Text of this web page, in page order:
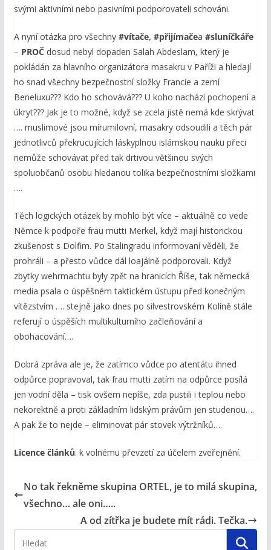
svými aktivními nebo pasivními podporovateli schováni.
A nyní otázka pro všechny #vítače, #přijímačea #sluníčkáře
– PROČdosud nebyl dopaden Salah Abdeslam, který je
pokládán za hlavního organizátora masakru v Paříži a hledají
ho snad všechny bezpečnostní složky Francie a zemí
Beneluxu??? Kdo ho schovává??? U koho nachází pochopení a
úkryt??? Jak je to možné, když se zcela jistě nemá kde skrývat
…. muslimové jsou mírumilovní, masakry odsoudili a těch pár
jednotlivců překrucujících láskyplnou islámskou nauku přeci
nemůže schovávat před tak drtivou většinou svých
spoluobčanů osobu hledanou tolika bezpečnostními složkami
….
Těch logických otázek by mohlo být více – aktuálně co vede
Němce k podpoře frau mutti Merkel, když mají historickou
zkušenost s Dolfim. Po Stalingradu informovaní věděli, že
prohráli – a přesto vůdce dál loajálně podporovali. Když
zbytky wehrmachtu byly zpět na hranicích Říše, tak německá
media psala o úspěšném taktickém ústupu před konečným
vítězstvím …. stejně jako dnes po silvestrovském Kolíně stále
referují o úspěších multikulturního začleňování a
obohacování….
Dobrá zpráva ale je, že zatímco vůdce po atentátu ihned
odpůrce popravoval, tak frau mutti zatím na odpůrce posílá
jen vodní děla – tisk ovšem nepíše, zda pustili i teplou nebo
nekorektně a proti základním lidským právům jen studenou….
A pak že to nejde – eliminovat pár stovek výtržníků….
Licence článků: k volnému převzetí za účelem zveřejnění.
No tak řekněme skupina ORTEL, je to milá skupina,
všechno… ale oni…..
A od zítřka je budete mít rádi. Tečka.